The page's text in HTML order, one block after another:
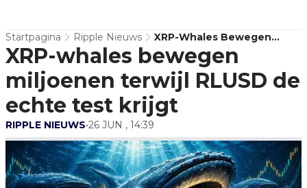
Startpagina Ripple Nieuws
XRP-Whales Bewegen
Miljoenen Terwijl RLUSD De
Echte Test Krijgt
XRP-whales bewegen
miljoenen terwijl RLUSD de
echte test krijgt
RIPPLE NIEUWS•26 JUN , 14:39